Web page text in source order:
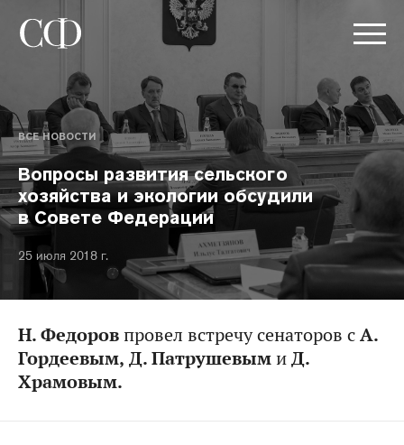
ВСЕ НОВОСТИ
Вопросы развития сельского
хозяйства и экологии обсудили
в Совете Федерации
25 июля 2018 г.
Н. Федоровпровел встречу сенаторов сА.
Гордеевым, Д. ПатрушевымиД.
Храмовым.